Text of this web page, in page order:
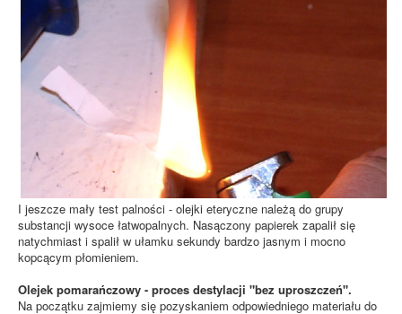
I jeszcze mały test palności - olejki eteryczne należą do grupy
substancji wysoce łatwopalnych. Nasączony papierek zapalił się
natychmiast i spalił w ułamku sekundy bardzo jasnym i mocno
kopcącym płomieniem.
Olejek pomarańczowy - proces destylacji "bez uproszczeń".
Na początku zajmiemy się pozyskaniem odpowiedniego materiału do